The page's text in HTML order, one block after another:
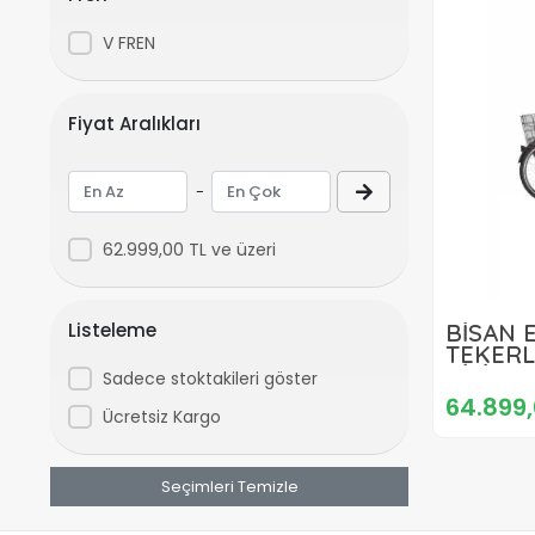
V FREN
Fiyat Aralıkları
-
62.999,00 TL ve üzeri
Listeleme
Sadece stoktakileri göster
Ücretsiz Kargo
Seçimleri Temizle
BİSAN
NEX.3
BEYAZ